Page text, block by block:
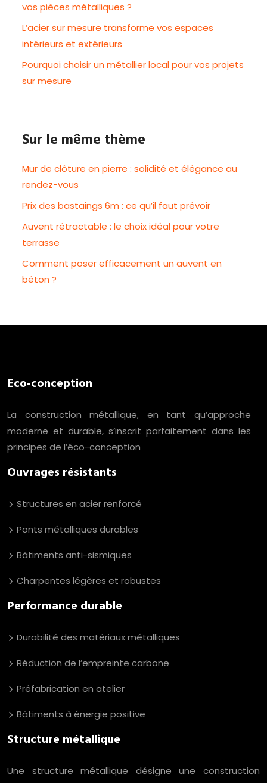
vos pièces métalliques ?
L’acier sur mesure transforme vos espaces
intérieurs et extérieurs
Pourquoi choisir un métallier local pour vos projets
sur mesure
Sur le même thème
Mur de clôture en pierre : solidité et élégance au
rendez-vous
Prix des bastaings 6m : ce qu’il faut prévoir
Auvent rétractable : le choix idéal pour votre
terrasse
Comment poser efficacement un auvent en
béton ?
Eco-conception
La construction métallique, en tant qu’approche
moderne et durable, s’inscrit parfaitement dans les
principes de l’éco-conception
Ouvrages résistants
Structures en acier renforcé
Ponts métalliques durables
Bâtiments anti-sismiques
Charpentes légères et robustes
Performance durable
Durabilité des matériaux métalliques
Réduction de l’empreinte carbone
Préfabrication en atelier
Bâtiments à énergie positive
Structure métallique
Une structure métallique désigne une construction